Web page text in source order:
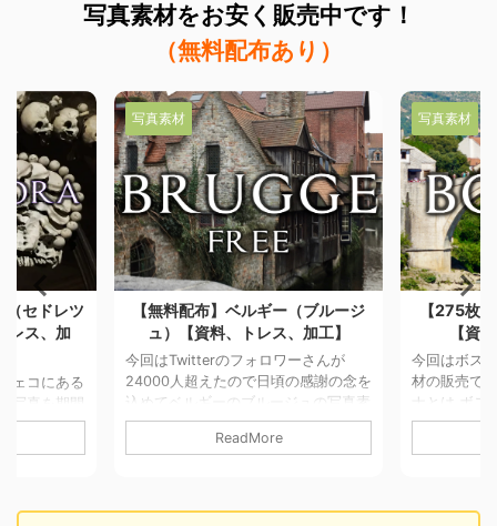
写真素材をお安く販売中です！
（無料配布あり）
ブルージ
加工】
感謝の念を
ュの写真素
す。
の海岸から
写真素材
【275枚】ボスニア写真素材配布
【資料、トレス、加工】
今回はボスニアヘルツゴビナの写真素
材の販売です。 ボスニアヘルツゴビ
ナとは ボスニアと聞くとあまり聞き
慣れないかもしれませんがボスニアは
東ヨーロッパに位置している国で、
の爪痕が見れる国でした。 ヨーロッ
ReadMore
写真素材
【405枚
配布【
イギリスの
しているの
真があった
販売です。
総画素数:約